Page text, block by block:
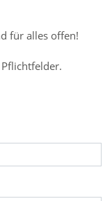
für alles offen!